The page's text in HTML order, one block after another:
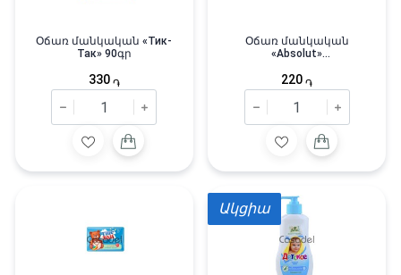
Օճառ մանկական «Тик-
Так» 90գր
330 ֏
Օճառ մանկական
«Absolut»
220 ֏
Ակցիա